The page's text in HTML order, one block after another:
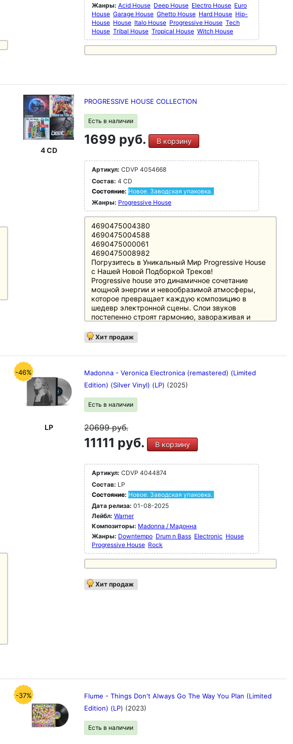
Жанры: Acid House Deep House Electro House Euro
House Garage House Ghetto House Hard House Hip-
House House Italo House Progressive House Tech
House Tribal House Tropical House Witch House
4 CD
PROGRESSIVE HOUSE COLLECTION
Есть в наличии
1699 руб. В корзину
Артикул: CDVP 4054668
Состав: 4 CD
Состояние: Новое. Заводская упаковка.
Жанры: Progressive House
4690475004380
4690475004588
4690475000061
4690475008982
Погрузитесь в Уникальный Мир Progressive House
с Нашей Новой Подборкой Треков!
Progressive house это динамичное сочетание
мощной энергии и невообразимой атмосферы,
которое превращает каждую композицию в
шедевр электронной сцены. Слои звуков
постепенно строят гармонию, завораживая и
Хит продаж
-46%
LP
Madonna - Veronica Electronica (remastered) (Limited
Edition) (Silver Vinyl) (LP) (2025)
Есть в наличии
20699руб.
11111 руб. В корзину
Артикул: CDVP 4044874
Состав: LP
Состояние: Новое. Заводская упаковка.
Дата релиза: 01-08-2025
Лейбл: Warner
Композиторы: Madonna / Мадонна
Жанры: Downtempo Drum n Bass Electronic House
Progressive House Rock
Хит продаж
-37%
Flume - Things Don't Always Go The Way You Plan (Limited
Edition) (LP) (2023)
Есть в наличии